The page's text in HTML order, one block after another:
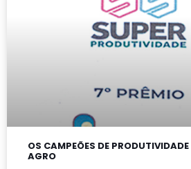
OS CAMPEÕES DE
AGRO